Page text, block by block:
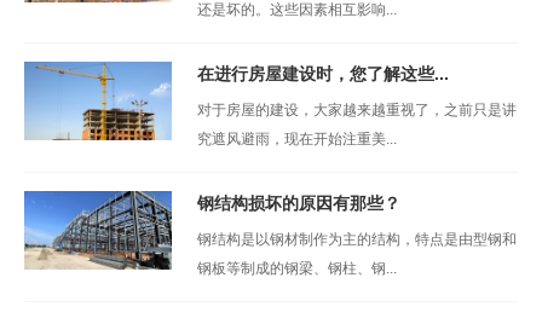
还是坏的。这些因素相互影响...
在进行房屋建设时，您了解这些...
对于房屋的建设，大家越来越重视了，之前只是讲
究遮风避雨，现在开始注重美...
钢结构损坏的原因有那些？
钢结构是以钢材制作为主的结构，特点是由型钢和
钢板等制成的钢梁、钢柱、钢...